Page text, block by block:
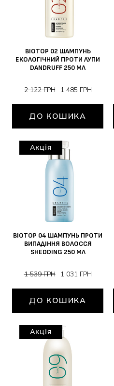
BIOTOP 02 ШАМПУНЬ
ЕКОЛОГІЧНИЙ ПРОТИ ЛУПИ
DANDRUFF 250 МЛ
2 122 ГРН 1 485 ГРН
ДО КОШИКА
Акція
BIOTOP 04 ШАМПУНЬ ПРОТИ
ВИПАДІННЯ ВОЛОССЯ
SHEDDING 250 МЛ
1 539 ГРН 1 031 ГРН
ДО КОШИКА
Акція